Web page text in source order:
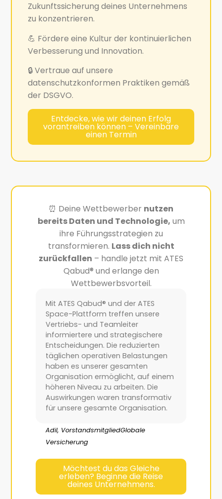
Zukunftssicherung deines Unternehmens
zu konzentrieren.
💪 Fördere eine Kultur der kontinuierlichen
Verbesserung und Innovation.
🔒 Vertraue auf unsere
datenschutzkonformen Praktiken gemäß
der DSGVO.
Entdecke, wie wir deinen Erfolg
vorantreiben können – Vereinbare
einen Termin
⏰ Deine Wettbewerber nutzen
bereits Daten und Technologie, um
ihre Führungsstrategien zu
transformieren. Lass dich nicht
zurückfallen – handle jetzt mit ATES
Qabud® und erlange den
Wettbewerbsvorteil.
Mit ATES Qabud® und der ATES
Space-Plattform treffen unsere
Vertriebs- und Teamleiter
informiertere und strategischere
Entscheidungen. Die reduzierten
täglichen operativen Belastungen
haben es unserer gesamten
Organisation ermöglicht, auf einem
höheren Niveau zu arbeiten. Die
Auswirkungen waren transformativ
für unsere gesamte Organisation.
Adil, VorstandsmitgliedGlobale
Versicherung
Möchtest du das Gleiche
erleben? Beginne die Reise
deines Unternehmens.